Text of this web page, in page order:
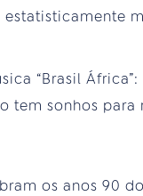
“Brasil
tem sonhos
os anos 90